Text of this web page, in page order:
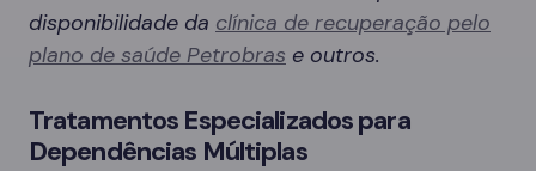
disponibilidade da clínica de recuperação pelo
plano de saúde Petrobras e outros.
Tratamentos Especializados para
Dependências Múltiplas